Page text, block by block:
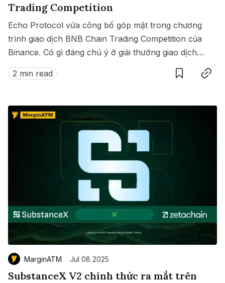
Trading Competition
Echo Protocol vừa công bố góp mặt trong chương
trình giao dịch BNB Chain Trading Competition của
Binance. Có gì đáng chú ý ở giải thưởng giao dịch
này?
2 min read
SaveCopy link
MarginATM Jul 08 2025
SubstanceX V2 chính thức ra mắt trên